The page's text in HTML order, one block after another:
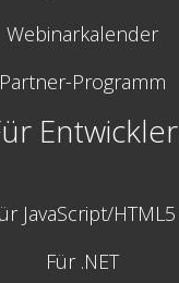
Webinarkalender
Partner-Programm
Entwickler
JavaScript/HTML5
Für .NET